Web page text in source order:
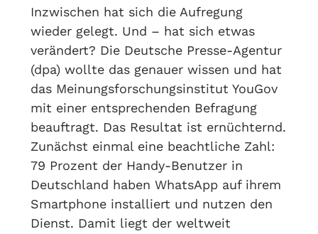
Inzwischen hat sich die Aufregung
wieder gelegt. Und – hat sich etwas
verändert? Die Deutsche Presse-Agentur
(dpa) wollte das genauer wissen und hat
das Meinungsforschungsinstitut YouGov
mit einer entsprechenden Befragung
beauftragt. Das Resultat ist ernüchternd.
Zunächst einmal eine beachtliche Zahl:
79 Prozent der Handy-Benutzer in
Deutschland haben WhatsApp auf ihrem
Smartphone installiert und nutzen den
Dienst. Damit liegt der weltweit